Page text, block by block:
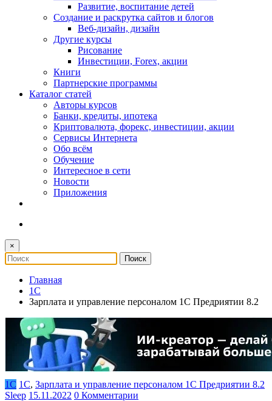
Развитие, воспитание детей
Создание и раскрутка сайтов и блогов
Веб-дизайн, дизайн
Другие курсы
Рисование
Инвестиции, Forex, акции
Книги
Партнерские программы
Каталог статей
Авторы курсов
Банки, кредиты, ипотека
Криптовалюта, форекс, инвестиции, акции
Сервисы Интернета
Обо всём
Обучение
Интересное в сети
Новости
Приложения
×
Главная
1С
Зарплата и управление персоналом 1С Предриятии 8.2
1С 1С, Зарплата и управление персоналом 1С Предриятии 8.2
Sleep 15.11.2022 0 Комментарии